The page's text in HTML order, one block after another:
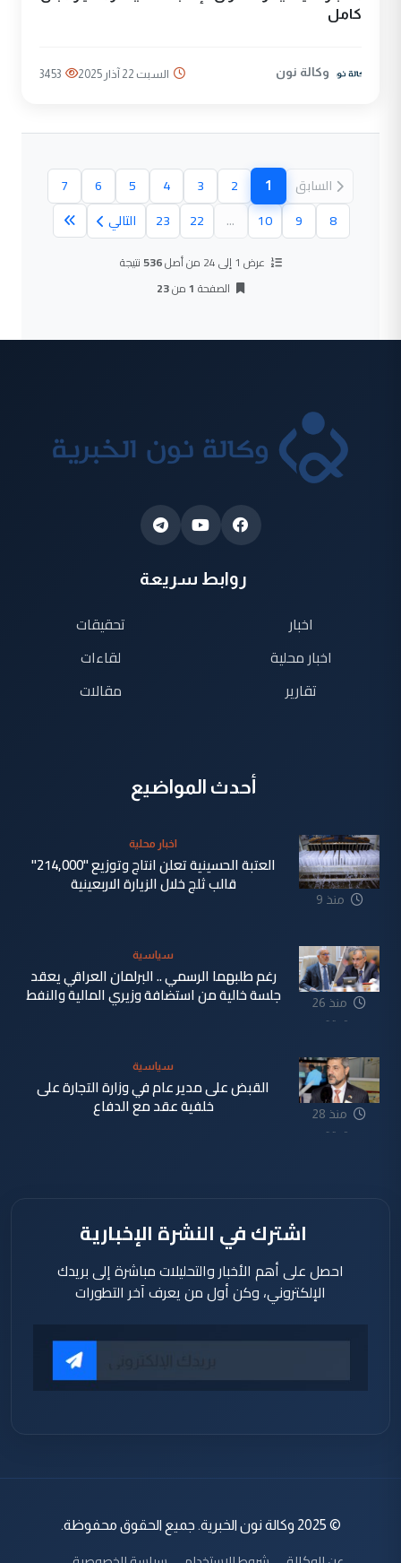
كامل
وكالة نون السبت 22 آذار 2025 3453
السابق 1
(الصفحة الحالية)
2
3
4
5
6
7
8
9
10
...
22
23 التالي
عرض 1 إلى 24 من أصل 536نتيجة
الصفحة 1من23
روابط سريعة
اخبار
اخبار محلية
تقارير
تحقيقات
لقاءات
مقالات
أحدث المواضيع
منذ 9
اخبار محلية
العتبة الحسينية تعلن انتاج وتوزيع "214,000"
قالب ثلج خلال الزيارة الاربعينية
منذ 26
دقيقة
سياسية
رغم طلبهما الرسمي .. البرلمان العراقي يعقد
جلسة خالية من استضافة وزيري المالية والنفط
منذ 28
دقيقة
سياسية
القبض على مدير عام في وزارة التجارة على
خلفية عقد مع الدفاع
اشترك في النشرة الإخبارية
احصل على أهم الأخبار والتحليلات مباشرة إلى بريدك
الإلكتروني، وكن أول من يعرف آخر التطورات
© 2025 وكالة نون الخبرية. جميع الحقوق محفوظة.